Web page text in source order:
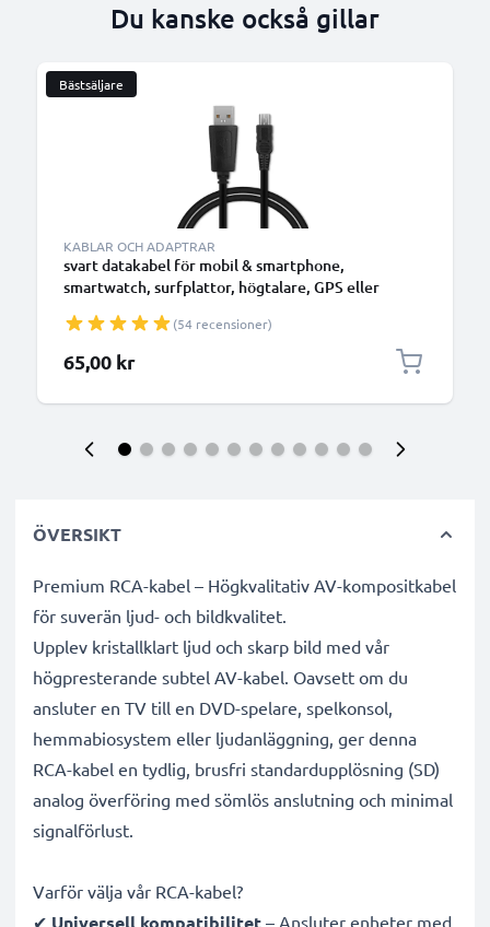
Du kanske också gillar
Bästsäljare
KABLAR OCH ADAPTRAR
svart datakabel för mobil & smartphone,
smartwatch, surfplattor, högtalare, GPS eller
sladd
(54 recensioner)
65,00 kr
ÖVERSIKT
Premium RCA-kabel – Högkvalitativ AV-kompositkabel
för suverän ljud- och bildkvalitet.
Upplev kristallklart ljud och skarp bild med vår
högpresterande subtel AV-kabel. Oavsett om du
ansluter en TV till en DVD-spelare, spelkonsol,
hemmabiosystem eller ljudanläggning, ger denna
RCA-kabel en tydlig, brusfri standardupplösning (SD)
analog överföring med sömlös anslutning och minimal
signalförlust.
Varför välja vår RCA-kabel?
✔ Universell kompatibilitet – Ansluter enheter med